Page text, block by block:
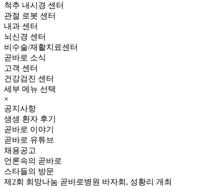
척추 내시경 센터
관절 로봇 센터
내과 센터
뇌신경 센터
비수술/재활치료센터
곧바로 소식
고객 센터
건강검진 센터
세부 메뉴 선택
×
공지사항
생생 환자 후기
곧바로 이야기
곧바로 유튜브
채용공고
언론속의 곧바로
스타들의 방문
제2회 희망나눔 곧바로병원 바자회, 성황리 개최